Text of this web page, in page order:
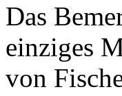
Das
einziges
von